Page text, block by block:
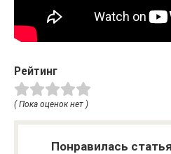
Рейтинг
( Пока оценок нет )
Понравилась